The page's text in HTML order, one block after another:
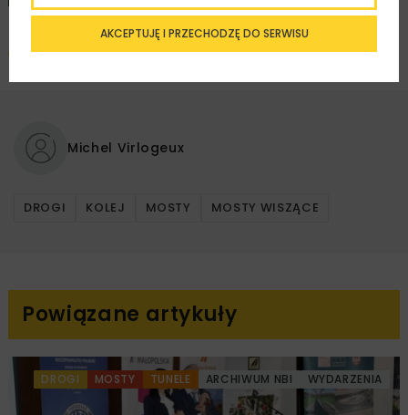
Pobierz artykuł PDF
Michel Virlogeux
DROGI KOLEJ MOSTY MOSTY WISZĄCE
Powiązane artykuły
DROGI MOSTY TUNELE ARCHIWUM NBI WYDARZENIA
AKCEPTUJĘ I PRZECHODZĘ DO SERWISU